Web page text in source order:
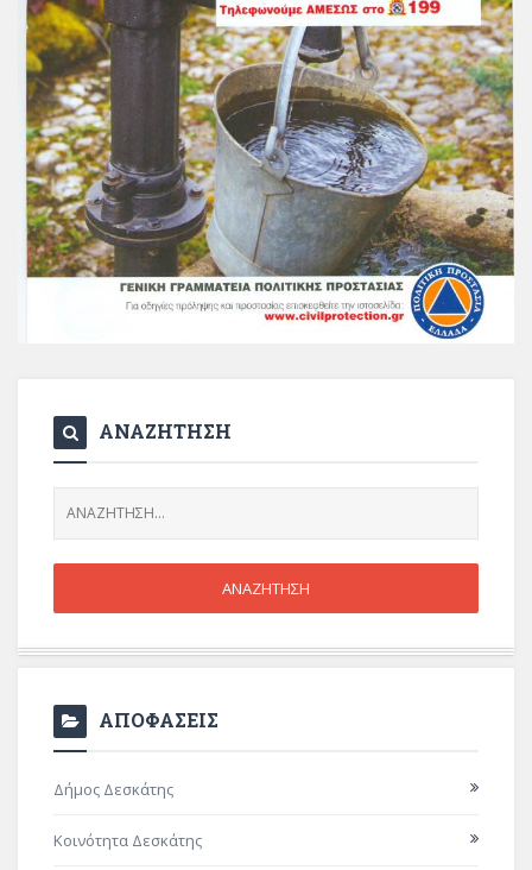
ΑΝΑΖΗΤΗΣΗ
ΑΠΟΦΑΣΕΙΣ
Δήμος Δεσκάτης
Κοινότητα Δεσκάτης